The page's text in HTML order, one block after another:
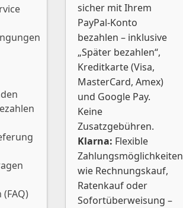
sicher mit Ihrem
PayPal-Konto
bezahlen – inklusive
„Später bezahlen“,
Kreditkarte (Visa,
MasterCard, Amex)
und Google Pay.
Keine
Zusatzgebühren.
Klarna: Flexible
Zahlungsmöglichkeiten
wie Rechnungskauf,
Ratenkauf oder
Sofortüberweisung –